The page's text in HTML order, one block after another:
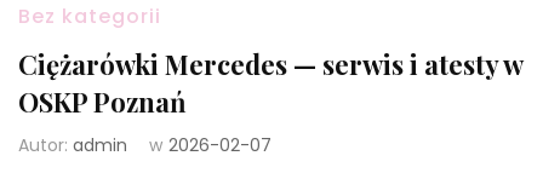
Bez kategorii
Ciężarówki Mercedes — serwis i atesty w
OSKP Poznań
Autor: admin w 2026-02-07